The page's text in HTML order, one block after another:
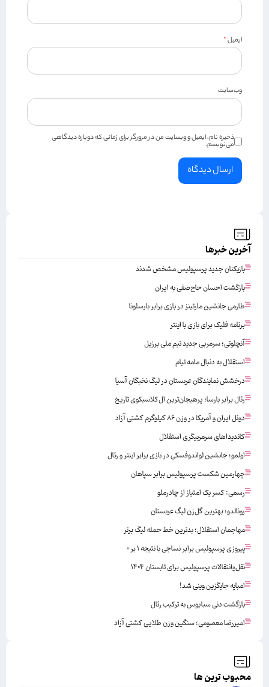
ایمیل*
وب‌سایت
ذخیره نام، ایمیل و وبسایت من در مرورگر برای زمانی که دوباره دیدگاهی
می‌نویسم.
آخرین خبرها
بازیکنان جدید پرسپولیس مشخص شدند
بازگشت احسان حاج‌صفی به ایران
طارمی جانشین مارتینز در بازی برابر بارسلونا
برنامه فلیک برای بازی با اینتر
آنچلوتی؛ سرمربی جدید تیم ملی برزیل
استقلال به دنبال مامه تیام
درخشش نمایندگان عربستان در لیگ نخبگان آسیا
رئال برابر بارسا؛ پرهیجان‌‌ترین ال‌کلاسیکوی تاریخ
دوئل ایران و آمریکا در وزن ۸۶ کیلوگرم کشتی آزاد
کاندیداهای سرمربیگری استقلال
اولمو؛ جانشین لواندوفسکی در بازی برابر اینتر و رئال
چهارمین شکست پرسپولیس برابر سپاهان
رسمی: کسر یک امتیاز از چادرملو
رونالدو؛ بهترین گل‌زن لیگ عربستان
مهاجمان استقلال؛ بدترین خط حمله لیگ برتر
پیروزی پرسپولیس برابر نساجی با نتیجه ۱ بر ۰
نقل‌وانتقالات پرسپولیس برای تابستان ۱۴۰۴
امباپه جایگزین وینی شد!
بازگشت دنی سبایوس به ترکیب رئال
امیررضا معصومی؛ سنگین وزن طلایی کشتی آزاد
محبوب ترین ها